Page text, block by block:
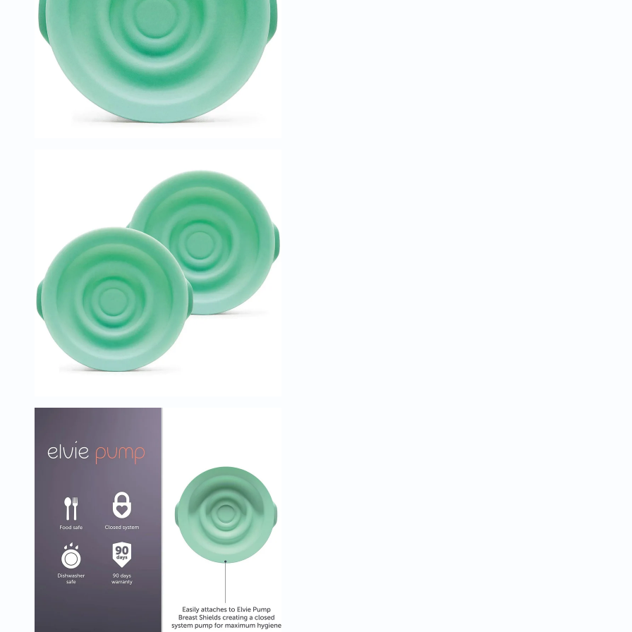
والمفاصل
المخ
والذاكرة
صحة
القلب
دعم
دعم
الكلى
والمسالك
البولية
دعم
الكبد
صحة
البروستاتا
الفيتامينات
مالتي
فيتامين
أ
فيتامين
فيتامين
المعادن